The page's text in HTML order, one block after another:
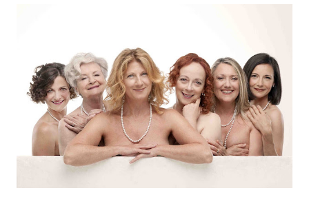
“Settembre dell’Accademia” dove si esibirà per il secondo anno
consecutivo. Il pubblico milanese avrà il piacere di applaudire i
giovani artisti della Baltic Sea Youth Philharmonic per la quarta
volta. L’orchestra, fondata nel 2008 da Kristjan Järvi (affiancato
da un prestigioso consiglio di consulent...